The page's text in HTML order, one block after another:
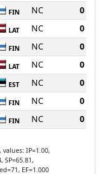
FIN NC
0
LAT NC
0
FIN NC
0
LAT NC
0
EST NC
0
FIN NC
0
FIN NC 0
values: IP=1.00,
SP=65.81,
EF=1.000